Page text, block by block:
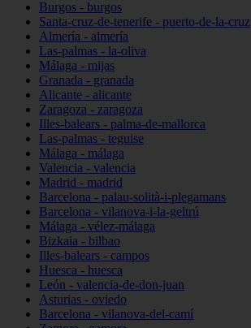
Burgos - burgos
Santa-cruz-de-tenerife - puerto-de-la-cruz
Almería - almería
Las-palmas - la-oliva
Málaga - mijas
Granada - granada
Alicante - alicante
Zaragoza - zaragoza
Illes-balears - palma-de-mallorca
Las-palmas - teguise
Málaga - málaga
Valencia - valencia
Madrid - madrid
Barcelona - palau-solità-i-plegamans
Barcelona - vilanova-i-la-geltrú
Málaga - vélez-málaga
Bizkaia - bilbao
Illes-balears - campos
Huesca - huesca
León - valencia-de-don-juan
Asturias - oviedo
Barcelona - vilanova-del-camí